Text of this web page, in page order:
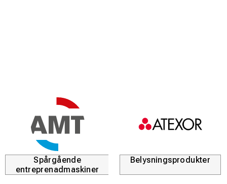
Beskrivning:
AFG36-1 är framtagen för tekniker som arbetar med
medelspänning och kräver både precision och skydd.
Handsken möjliggör säkert arbete utan att kompromissa
med smidighet.
Spårgående
entreprenadmaskiner
Belysningsprodukter